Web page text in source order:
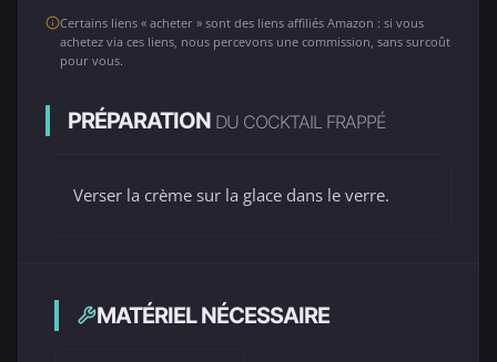
Certains liens « acheter » sont des liens affiliés Amazon : si vous
achetez via ces liens, nous percevons une commission, sans surcoût
pour vous.
PRÉPARATION DU COCKTAIL FRAPPÉ
Verser la crème sur la glace dans le verre.
MATÉRIEL NÉCESSAIRE